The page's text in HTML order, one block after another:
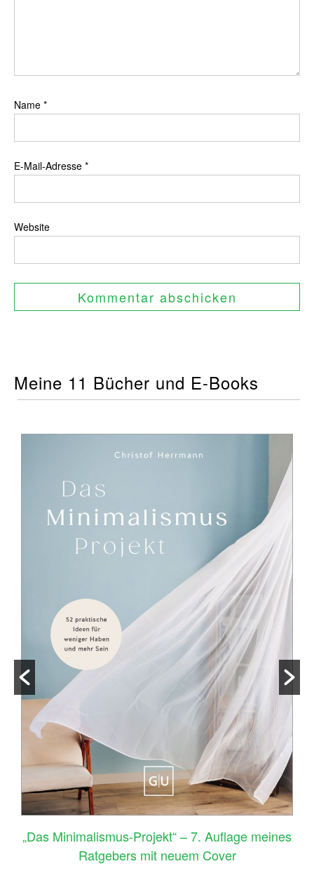
Name *
E-Mail-Adresse *
Website
Meine 11 Bücher und E-Books
„Das Minimalismus-Projekt“ – 7. Auflage meines
Ratgebers mit neuem Cover